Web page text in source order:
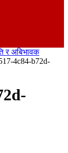
र अबिभावक
4c84-b72d-